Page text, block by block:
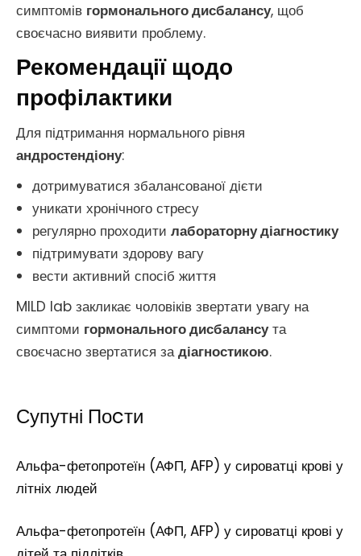
симптомів гормонального дисбалансу, щоб
своєчасно виявити проблему.
Рекомендації щодо
профілактики
Для підтримання нормального рівня
андростендіону:
дотримуватися збалансованої дієти
уникати хронічного стресу
регулярно проходити лабораторну діагностику
підтримувати здорову вагу
вести активний спосіб життя
MILD lab закликає чоловіків звертати увагу на
симптоми гормонального дисбалансута
своєчасно звертатися задіагностикою.
Супутні Поcти
Альфа-фетопротеїн (АФП, AFP) у сироватці крові у
літніх людей
Альфа-фетопротеїн (АФП, AFP) у сироватці крові у